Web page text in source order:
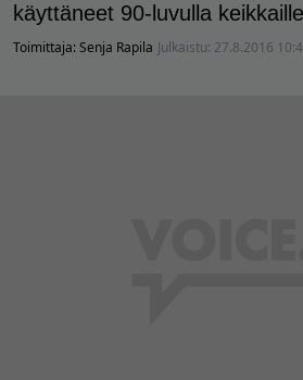
käyttäneet 90-luvulla
Toimittaja:Senja Rapila Julkaistu: 27.8.2016